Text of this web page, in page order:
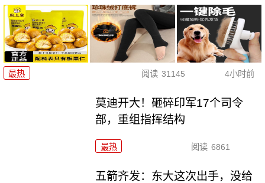
最热 阅读 31145 4小时前
莫迪开大！砸碎印军17个司令
部，重组指挥结构
最热 阅读 6861
五箭齐发：东大这次出手，没给